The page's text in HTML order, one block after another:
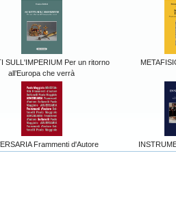
SULL'IMPERIUM Per un ritorno
all’Europa che verrà
Frammenti d'Autore